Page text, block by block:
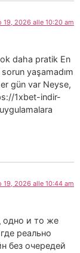
19, 2026 alle 10:20 am
daha pratik En
yaşamadım
gün var Neyse,
1xbet-indir-
19, 2026 alle 10:44 am
одно и то же
реально
без очередей